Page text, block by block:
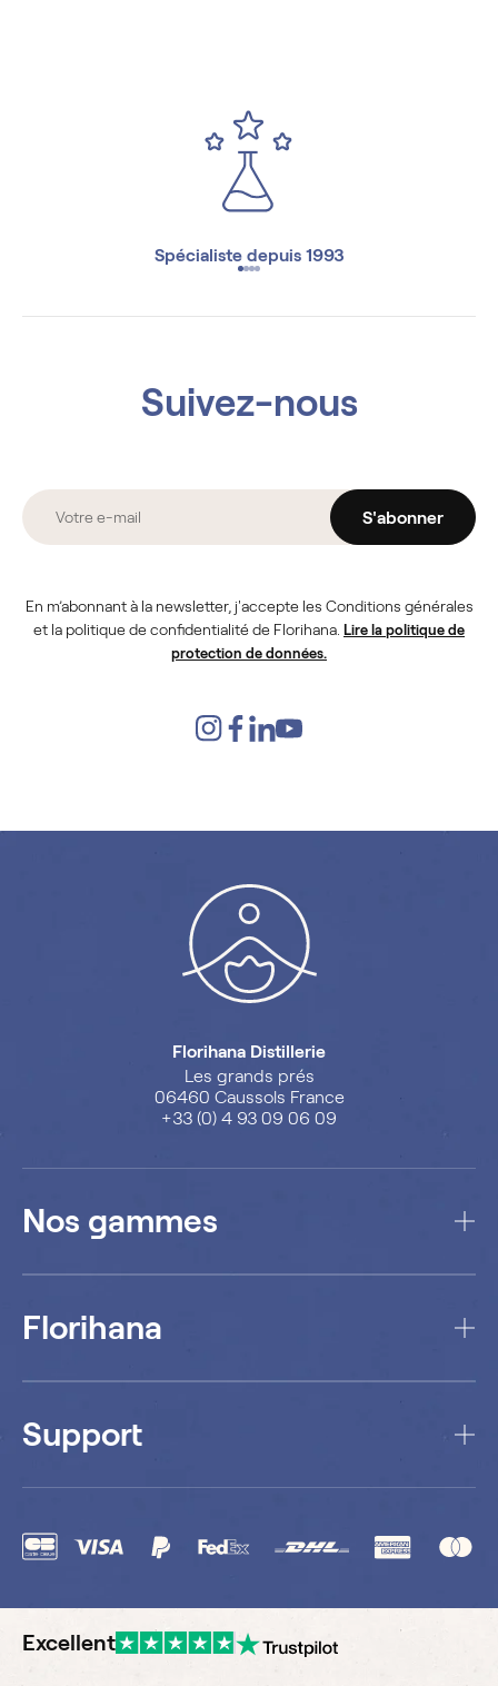
Spécialiste depuis 1993
Suivez-nous
S'abonner
En m’abonnant à la newsletter, j'accepte les Conditions générales
et la politique de confidentialité de Florihana. Lire la politique de
protection de données.
Florihana Distillerie
Les grands prés
06460 Caussols France
+33 (0) 4 93 09 06 09
Nos gammes
Florihana
Support
Excellent